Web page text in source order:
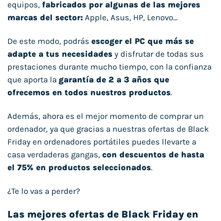
equipos, fabricados por algunas de las mejores
marcas del sector: Apple, Asus, HP, Lenovo…
De este modo, podrás escoger el PC que más se
adapte a tus necesidades y disfrutar de todas sus
prestaciones durante mucho tiempo, con la confianza
que aporta la garantía de 2 a 3 años que
ofrecemos en todos nuestros productos.
Además, ahora es el mejor momento de comprar un
ordenador, ya que gracias a nuestras ofertas de Black
Friday en ordenadores portátiles puedes llevarte a
casa verdaderas gangas, con descuentos de hasta
el 75% en productos seleccionados.
¿Te lo vas a perder?
Las mejores ofertas de Black Friday en